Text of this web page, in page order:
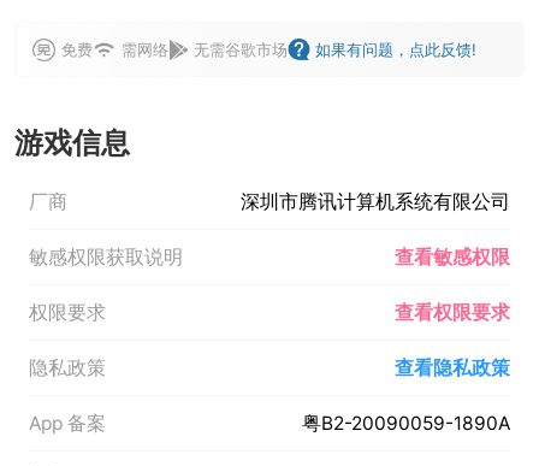
免费 需网络 无需谷歌市场 如果有问题，点此反馈!
游戏信息
厂商 深圳市腾讯计算机系统有限公司
敏感权限获取说明 查看敏感权限
权限要求 查看权限要求
隐私政策 查看隐私政策
App 备案 粤B2-20090059-1890A